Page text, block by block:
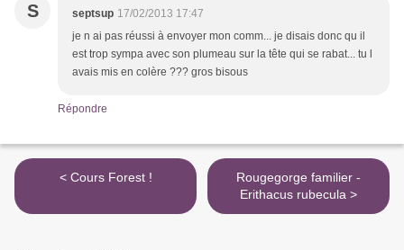
S septsup 17/02/2013 17:47
je n ai pas réussi à envoyer mon comm... je disais donc qu il
est trop sympa avec son plumeau sur la tête qui se rabat... tu l
avais mis en colère ??? gros bisous
Répondre
< Cours Forest !
Rougegorge familier -
Erithacus rubecula >